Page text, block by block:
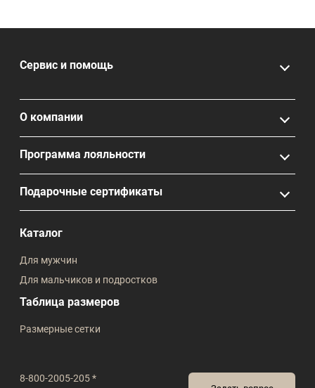
8-800-2005-205 *
Сервис и помощь
О компании
Программа лояльности
Подарочные сертификаты
Каталог
Для мужчин
Для мальчиков и подростков
Таблица размеров
Размерные сетки